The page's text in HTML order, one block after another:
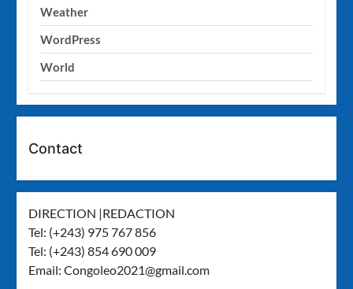
Weather
WordPress
World
Contact
DIRECTION |REDACTION
Tel: (+243) 975 767 856
Tel: (+243) 854 690 009
Email:Congoleo2021@gmail.com